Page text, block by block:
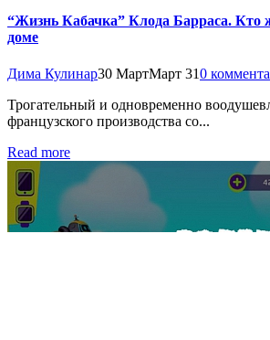
“Жизнь Кабачка” Клода Барраса. Кто
доме
Дима Кулинар30 МартМарт 310
Трогательный и одновременно
французского производства со...
Read more